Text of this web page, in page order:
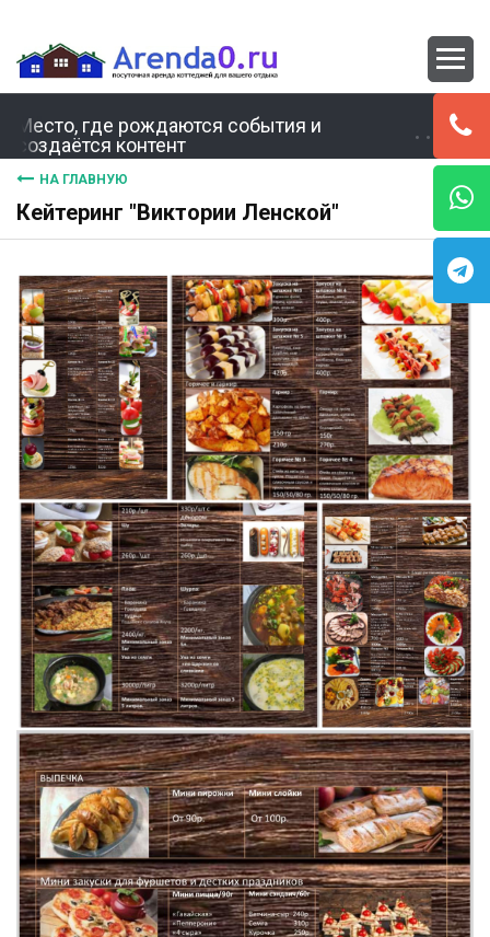
Место, где рождаются события и
создаётся контент
НА ГЛАВНУЮ
Кейтеринг "Виктории Ленской"